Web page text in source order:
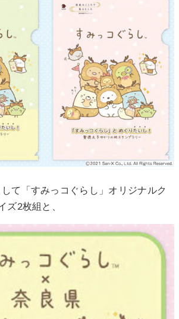
て「すみっコぐらし」オリジナルク
ズ2枚組と、